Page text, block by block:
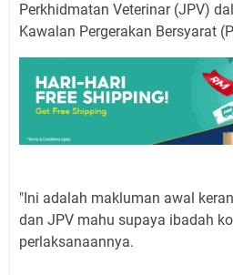
Perkhidmatan Veterinar (JPV)
Kawalan Pergerakan Bersyarat
"Ini adalah makluman awal
dan JPV mahu supaya ibadah
perlaksanaannya.